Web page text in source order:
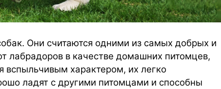
Они считаются одними из самых добрых и
в качестве домашних питомцев,
вспыльчивым характером, их легко
ладят с другими питомцами и способны